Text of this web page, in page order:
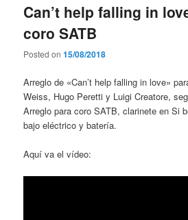
Can’t help falling in
coro SATB
Posted on15/08/2018
Arreglo de «Can’t help falling in love»
Weiss, Hugo Peretti y Luigi Creatore,
Arreglo para coro SATB, clarinete en Si
bajo eléctrico y batería.
Aquí va el vídeo: